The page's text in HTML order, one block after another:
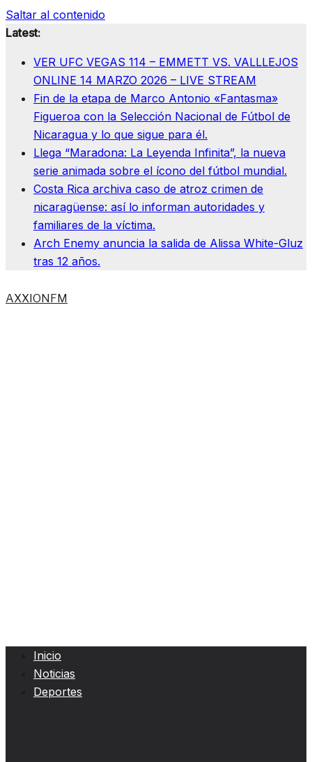
Saltar al contenido
Latest:
VER UFC VEGAS 114 – EMMETT VS. VALLLEJOS
ONLINE 14 MARZO 2026 – LIVE STREAM
Fin de la etapa de Marco Antonio «Fantasma»
Figueroa con la Selección Nacional de Fútbol de
Nicaragua y lo que sigue para él.
Llega “Maradona: La Leyenda Infinita”, la nueva
serie animada sobre el ícono del fútbol mundial.
Costa Rica archiva caso de atroz crimen de
nicaragüense: así lo informan autoridades y
familiares de la víctima.
Arch Enemy anuncia la salida de Alissa White-Gluz
tras 12 años.
AXXIONFM
Inicio
Noticias
Deportes